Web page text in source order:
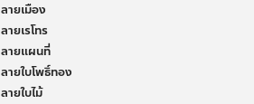
ลายเมือง
ลายเรโทร
ลายแผนที่
ลายใบโพธิ์ทอง
ลายใบไม้